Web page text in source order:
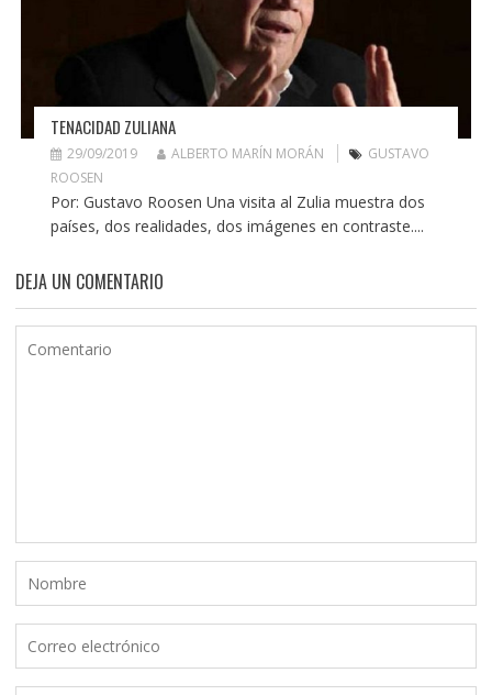
TENACIDAD ZULIANA
29/09/2019 ALBERTO MARÍN MORÁN
GUSTAVO
ROOSEN
Por: Gustavo Roosen Una visita al Zulia muestra dos
países, dos realidades, dos imágenes en contraste....
DEJA UN COMENTARIO